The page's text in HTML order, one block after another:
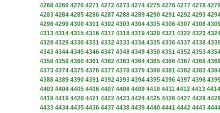
4268 4269 4270 4271 4272 4273 4274 4275 4276 4277 4278
4283 4284 4285 4286 4287 4288 4289 4290 4291 4292 4293
4298 4299 4300 4301 4302 4303 4304 4305 4306 4307 4308
4313 4314 4315 4316 4317 4318 4319 4320 4321 4322 4323
4328 4329 4330 4331 4332 4333 4334 4335 4336 4337 4338
4343 4344 4345 4346 4347 4348 4349 4350 4351 4352 4353
4358 4359 4360 4361 4362 4363 4364 4365 4366 4367 4368
4373 4374 4375 4376 4377 4378 4379 4380 4381 4382 4383
4388 4389 4390 4391 4392 4393 4394 4395 4396 4397 4398
4403 4404 4405 4406 4407 4408 4409 4410 4411 4412 4413 4414
4418 4419 4420 4421 4422 4423 4424 4425 4426 4427 4428
4433 4434 4435 4436 4437 4438 4439 4440 4441 4442 4443